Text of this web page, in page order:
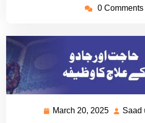
0 Comments
March 20, 2025 MarchSaad